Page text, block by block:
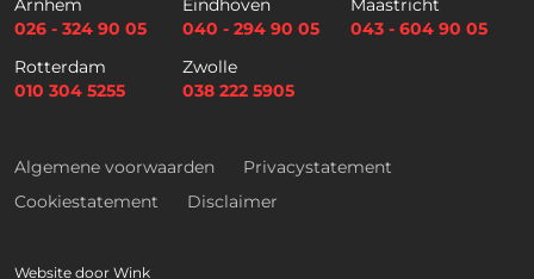
Arnhem
026 - 324 90 05
Eindhoven
040 - 294 90 05
Maastricht
043 - 604 90 05
Rotterdam
010 304 5255
Zwolle
038 222 5905
Algemene voorwaarden
Privacystatement
Cookiestatement
Disclaimer
Website door Wink
a
l
*
Selectievakjes *
Hierbij accepteer ik dat ik via dit e-